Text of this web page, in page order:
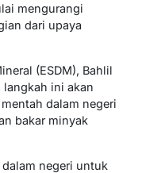
mengurangi
dari upaya
(ESDM), Bahlil
langkah ini akan
dalam negeri
bakar minyak
negeri untuk